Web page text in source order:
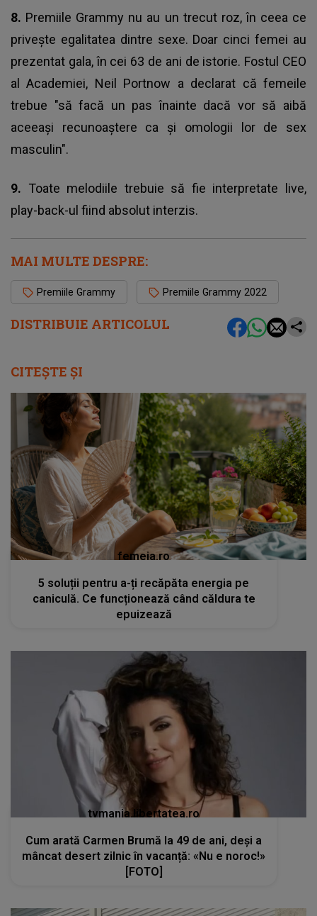
DISTRIBUIE ARTICOLUL
8. Premiile Grammy nu au un trecut roz, în ceea ce
priveşte egalitatea dintre sexe. Doar cinci femei au
prezentat gala, în cei 63 de ani de istorie. Fostul CEO
al Academiei, Neil Portnow a declarat că femeile
trebue "să facă un pas înainte dacă vor să aibă
aceeași recunoaștere ca și omologii lor de sex
masculin".
9. Toate melodiile trebuie să fie interpretate live,
play-back-ul fiind absolut interzis.
MAI MULTE DESPRE:
Premiile Grammy Premiile Grammy 2022
CITEȘTE ȘI
femeia.ro
5 soluții pentru a-ți recăpăta energia pe
caniculă. Ce funcționează când căldura te
epuizează
tvmania.libertatea.ro
Cum arată Carmen Brumă la 49 de ani, deși a
mâncat desert zilnic în vacanță: «Nu e noroc!»
[FOTO]